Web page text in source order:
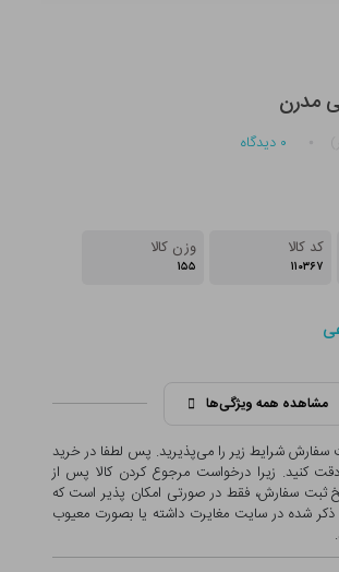
مدرن
۰ دیدگاه
کد کالا
۱۱۰۳۶۷
وزن کالا
۱۵۵
مشاهده همه ویژگی‌ها
سفارش شرایط زیر را می‌پذیرید. پس لطفا در خرید
کنید. زیرا درخواست مرجوع کردن کالا پس از
ثبت سفارش، فقط در صورتی امکان پذیر است که
ذکر شده در سایت مغایرت داشته یا بصورت معيوب